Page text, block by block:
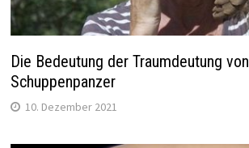
Die Bedeutung der Traumdeutung von
Schuppenpanzer
10. Dezember 2021